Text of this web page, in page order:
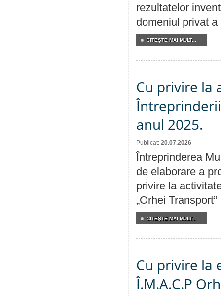
rezultatelor
domeniul privat a
CITEŞTE MAI MULT...
Cu privire la
anul 2025.
Publicat: 20.07.2026
Întreprinderea
de elaborare a
privire la
„Orhei
CITEŞTE MAI MULT...
Cu privire la
Î.M.A.C.P